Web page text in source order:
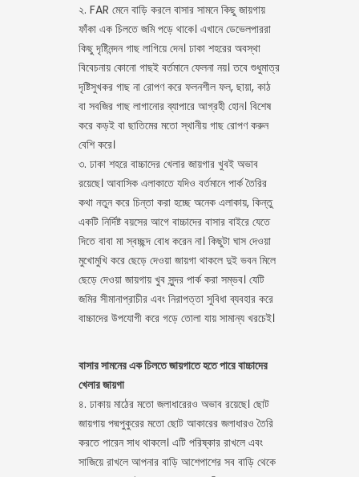
২. FAR মেনে বাড়ি করলে বাসার সামনে কিছু জায়গায়
ফাঁকা এক চিলতে জমি পড়ে থাকে। এখানে ডেভেলপাররা
কিছু দৃষ্টিনন্দন গাছ লাগিয়ে দেন। ঢাকা শহরের অবস্থা
বিবেচনায় কোনো গাছই বর্তমানে ফেলনা নয়। তবে শুধুমাত্র
দৃষ্টিসুখকর গাছ না রোপণ করে ফলনশীল ফল, ছায়া, কাঠ
বা সবজির গাছ লাগানোর ব্যাপারে আগ্রহী হোন। বিশেষ
করে কড়ই বা ছাতিমের মতো স্থানীয় গাছ রোপণ করুন
বেশি করে।
৩. ঢাকা শহরে বাচ্চাদের খেলার জায়গার খুবই অভাব
রয়েছে। আবাসিক এলাকাতে যদিও বর্তমানে পার্ক তৈরির
কথা নতুন করে চিন্তা করা হচ্ছে অনেক এলাকায়, কিন্তু
একটি নির্দিষ্ট বয়সের আগে বাচ্চাদের বাসার বাইরে যেতে
দিতে বাবা মা স্বচ্ছন্দ বোধ করেন না। কিছুটা ঘাস দেওয়া
মুখোমুখি করে ছেড়ে দেওয়া জায়গা থাকলে দুই ভবন মিলে
ছেড়ে দেওয়া জায়গায় খুব সুন্দর পার্ক করা সম্ভব। যেটি
জমির সীমানাপ্রাচীর এবং নিরাপত্তা সুবিধা ব্যবহার করে
বাচ্চাদের উপযোগী করে গড়ে তোলা যায় সামান্য খরচেই।
বাসার সামনের এক চিলতে জায়গাতে হতে পারে বাচ্চাদের
খেলার জায়গা
৪. ঢাকায় মাঠের মতো জলাধারেরও অভাব রয়েছে। ছোট
জায়গায় পদ্মপুকুরের মতো ছোট আকারের জলাধারও তৈরি
করতে পারেন সাধ থাকলে। এটি পরিষ্কার রাখলে এবং
সাজিয়ে রাখলে আপনার বাড়ি আশেপাশের সব বাড়ি থেকে